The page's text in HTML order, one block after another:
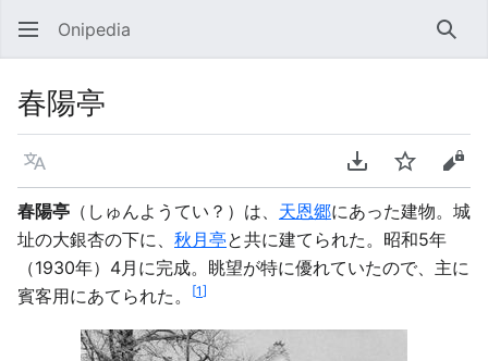
Onipedia 検索
春陽亭
言語 PDFをダウンロ
ウォッチソ
春陽亭 （しゅんようてい？）は、 天恩郷にあった建物。城
址の大銀杏の下に、 秋月亭と共に建てられた。昭和5年
（1930年）4月に完成。眺望が特に優れていたので、主に
賓客用にあてられた。
[1]